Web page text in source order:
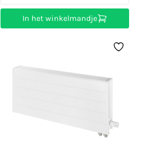
In het winkelmandje